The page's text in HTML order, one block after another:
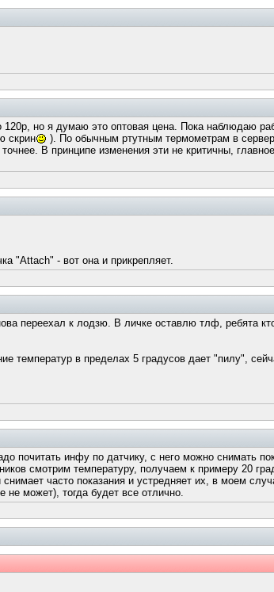
но я думаю это оптовая цена. Пока наблюдаю
скрин
). По обычным ртутным термометрам в
В принципе изменения эти не критичны,
"Attach" - вот она и прикрепляет.
переехал к лодзю. В личке оставлю тлф, ребята
в пределах 5 градусов дает "пилу",
почитать инфу по датчику, с него можно снимать
смотрим температуру, получаем к примеру 20
часто показания и устредняет их, в моем
может), тогда будет все отлично.